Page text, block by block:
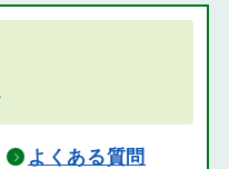
よくある質問